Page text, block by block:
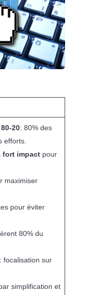
20: 80% des
efforts.
fort impactpour
maximiser
pour éviter
80% du
focalisation sur
simplification et